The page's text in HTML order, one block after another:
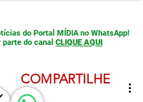
do Portal MÍDIA no WhatsApp!
do canal CLIQUE AQUI
COMPARTILHE